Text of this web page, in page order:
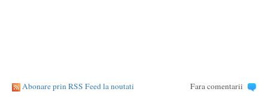
Abonare prin RSS Feed la noutati Fara comentarii